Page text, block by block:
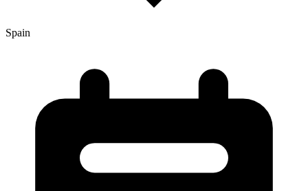
Spain